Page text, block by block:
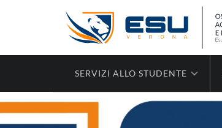
SERVIZI ALLO STUDENTE